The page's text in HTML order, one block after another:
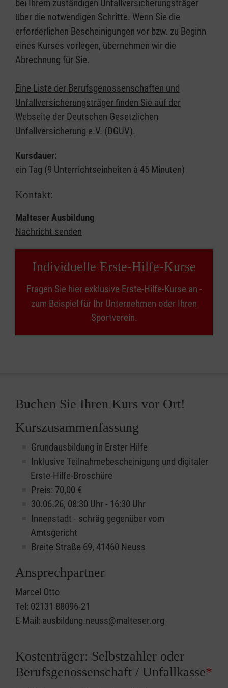
bei Ihrem zuständigen Unfallversicherungsträger
über die notwendigen Schritte. Wenn Sie die
erforderlichen Bescheinigungen vor bzw. zu Beginn
eines Kurses vorlegen, übernehmen wir die
Abrechnung für Sie.
Eine Liste der Berufsgenossenschaften und
Unfallversicherungsträger finden Sie auf der
Webseite der Deutschen Gesetzlichen
Unfallversicherung e.V. (DGUV).
Kursdauer:
ein Tag (9 Unterrichtseinheiten à 45 Minuten)
Kontakt:
Malteser Ausbildung
Nachricht senden
Individuelle Erste-Hilfe-Kurse
Fragen Sie hier exklusive Erste-Hilfe-Kurse an -
zum Beispiel für Ihr Unternehmen oder Ihren
Sportverein.
Buchen Sie Ihren Kurs vor Ort!
Kurszusammenfassung
Grundausbildung in Erster Hilfe
Inklusive Teilnahmebescheinigung und digitaler
Erste-Hilfe-Broschüre
Preis: 70,00 €
30.06.26, 08:30 Uhr - 16:30 Uhr
Innenstadt - schräg gegenüber vom
Amtsgericht
Breite Straße 69, 41460 Neuss
Ansprechpartner
Marcel Otto
Tel: 02131 88096-21
E-Mail: ausbildung.neuss@malteser.org
Kostenträger: Selbstzahler oder
Berufsgenossenschaft / Unfallkasse*